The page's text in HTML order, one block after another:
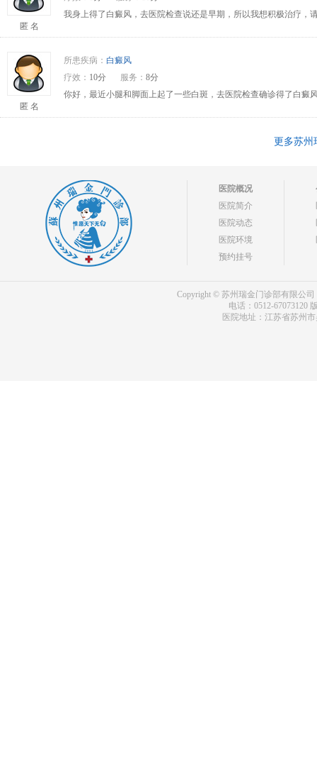
匿 名
我身上得了白癜风，去医院检查说还是早期，所以我想积极治疗，
匿 名
所患疾病： 白癜风
疗效： 10分 服务： 8分
你好，最近小腿和脚面上起了一些白斑，去医院检查确诊得了白
更多苏州
医院概况
医院简介
医院动态
医院环境
预约挂号
Copyright © 苏州瑞金门诊部有限公司
电话：0512-67073120
医院地址：江苏省苏州